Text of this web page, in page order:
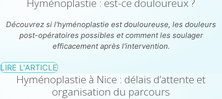
Hyménoplastie : est-ce douloureux ?
Découvrez si l'hyménoplastie est douloureuse, les douleurs
post-opératoires possibles et comment les soulager
efficacement après l'intervention.
LIRE L'ARTICLE
Hyménoplastie à Nice : délais d’attente et
organisation du parcours